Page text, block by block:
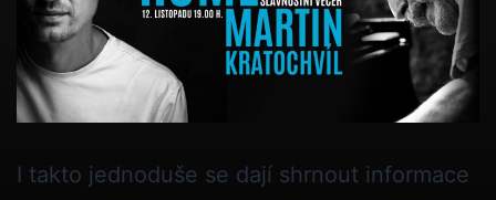
I takto jednoduše se dají shrnout informace